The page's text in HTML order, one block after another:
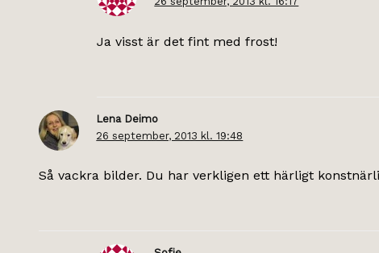
Ja visst är det fint med frost!
Lena Deimo
26 september, 2013 kl. 19:48
Så vackra bilder. Du har verkligen ett härligt